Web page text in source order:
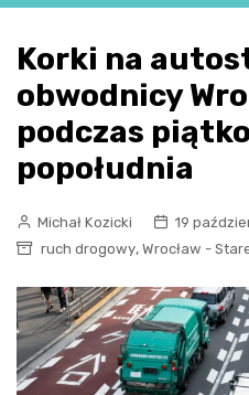
Korki na
obwodnicy
podczas
popołudnia
Michał Kozicki
19
ruch drogowy, Wrocław -